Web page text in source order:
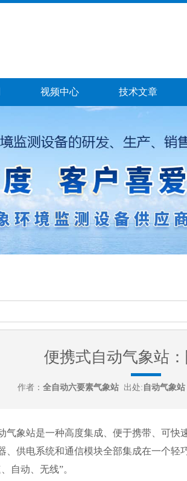
视频中心 技术文章
便携式自动气象站
作者： 全自动六要素气象站 出处: 自动气象站
气象站是一种高度集成、便于携带、可快
、供电系统和通信模块全部集成在一个轻
自动、无线”。